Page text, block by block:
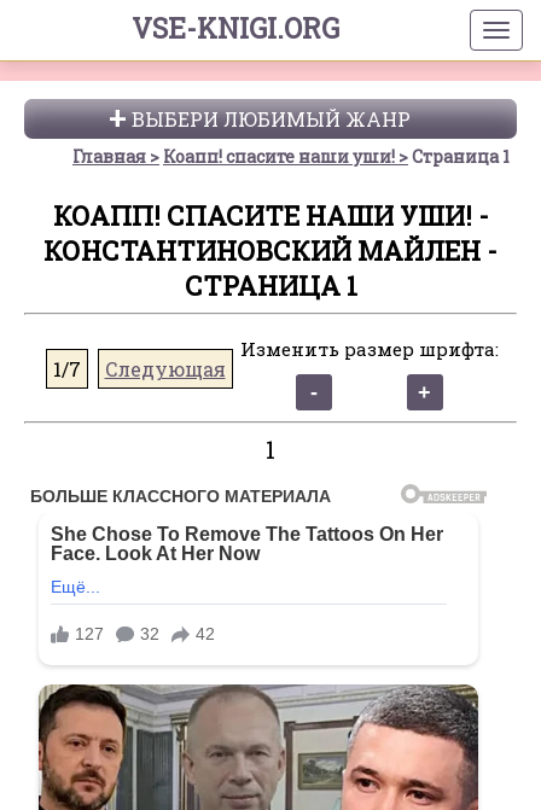
VSE-KNIGI.ORG
ВЫБЕРИ ЛЮБИМЫЙ ЖАНР
Главная Коапп! спасите наши уши! Страница 1
КОАПП! СПАСИТЕ НАШИ УШИ! -
КОНСТАНТИНОВСКИЙ МАЙЛЕН -
СТРАНИЦА 1
1/7 Следующая
Изменить размер шрифта:
1